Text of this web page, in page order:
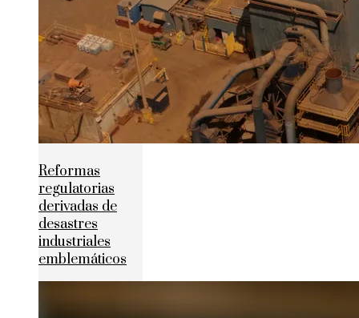
Reformas
regulatorias
derivadas de
desastres
industriales
emblemáticos